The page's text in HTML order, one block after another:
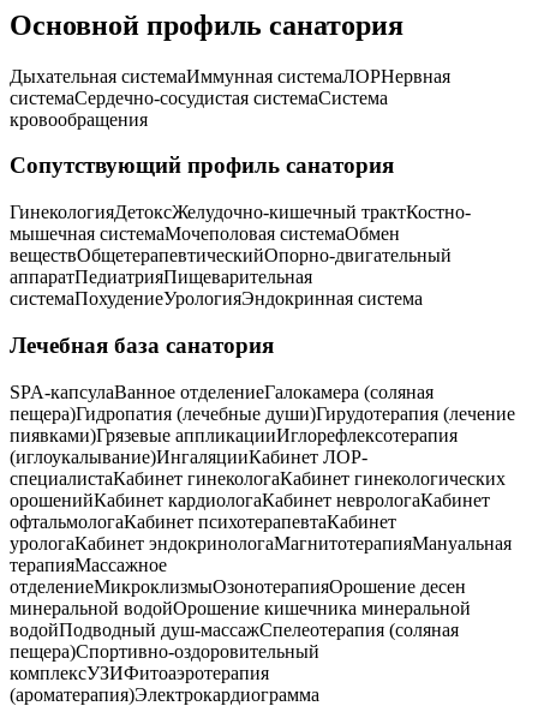
Основной профиль санатория
Дыхательная системаИммунная системаЛОРНервная
системаСердечно-сосудистая системаСистема
кровообращения
Сопутствующий профиль санатория
ГинекологияДетоксЖелудочно-кишечный трактКостно-
мышечная системаМочеполовая системаОбмен
веществОбщетерапевтическийОпорно-двигательный
аппаратПедиатрияПищеварительная
системаПохудениеУрологияЭндокринная система
Лечебная база санатория
SPA-капсулаВанное отделениеГалокамера (соляная
пещера)Гидропатия (лечебные души)Гирудотерапия (лечение
пиявками)Грязевые аппликацииИглорефлексотерапия
(иглоукалывание)ИнгаляцииКабинет ЛОР-
специалистаКабинет гинекологаКабинет гинекологических
орошенийКабинет кардиологаКабинет неврологаКабинет
офтальмологаКабинет психотерапевтаКабинет
урологаКабинет эндокринологаМагнитотерапияМануальная
терапияМассажное
отделениеМикроклизмыОзонотерапияОрошение десен
минеральной водойОрошение кишечника минеральной
водойПодводный душ-массажСпелеотерапия (соляная
пещера)Спортивно-оздоровительный
комплексУЗИФитоаэротерапия
(ароматерапия)Электрокардиограмма